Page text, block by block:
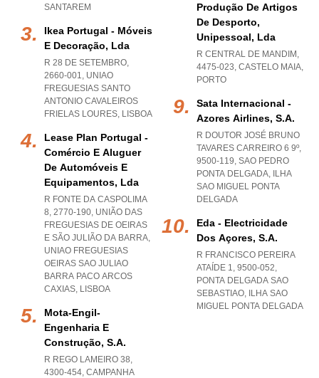
SANTAREM
Ikea Portugal - Móveis
E Decoração, Lda
R 28 DE SETEMBRO,
2660-001, UNIAO
FREGUESIAS SANTO
ANTONIO CAVALEIROS
FRIELAS LOURES, LISBOA
Lease Plan Portugal -
Comércio E Aluguer
De Automóveis E
Equipamentos, Lda
R FONTE DA CASPOLIMA
8, 2770-190, UNIÃO DAS
FREGUESIAS DE OEIRAS
E SÃO JULIÃO DA BARRA,
UNIAO FREGUESIAS
OEIRAS SAO JULIAO
BARRA PACO ARCOS
CAXIAS, LISBOA
Mota-Engil-
Engenharia E
Construção, S.a.
R REGO LAMEIRO 38,
4300-454, CAMPANHA
Produção De Artigos
De Desporto,
Unipessoal, Lda
R CENTRAL DE MANDIM,
4475-023, CASTELO MAIA,
PORTO
Sata Internacional -
Azores Airlines, S.a.
R DOUTOR JOSÉ BRUNO
TAVARES CARREIRO 6 9º,
9500-119, SAO PEDRO
PONTA DELGADA, ILHA
SAO MIGUEL PONTA
DELGADA
Eda - Electricidade
Dos Açores, S.a.
R FRANCISCO PEREIRA
ATAÍDE 1, 9500-052,
PONTA DELGADA SAO
SEBASTIAO, ILHA SAO
MIGUEL PONTA DELGADA